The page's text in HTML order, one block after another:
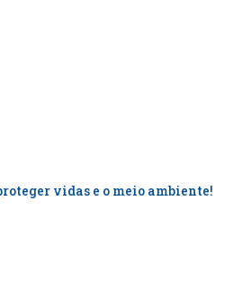
vidas e o meio ambiente!